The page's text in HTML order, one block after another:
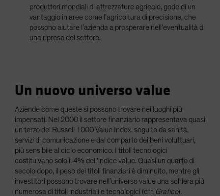
produttori mondiali di attrezzature agricole, gode di un
vantaggio in aree come l’agricoltura di precisione, che
possono aiutare l’azienda a prosperare nell’eventualità di
una ripresa del settore.
Un nuovo universo value
Aziende come queste si possono trovare nei luoghi più
impensati. Nel 2000 il settore finanziario rappresentava quasi
un terzo del Russell 1000 Value Index, seguito da sanità,
servizi di comunicazione e dal comparto dei beni voluttuari,
più sensibile al ciclo economico. I titoli tecnologici
costituivano solo il 4% dell’indice value. Quasi un quarto di
secolo dopo, il peso dei titoli finanziari è diminuito, mentre gli
investitori possono trovare nell’universo value una schiera più
numerosa di titoli industriali e tecnologici (cfr. Grafico).